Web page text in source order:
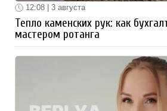
12:08 | 3 августа
Тепло каменских рук: как
мастером ротанга